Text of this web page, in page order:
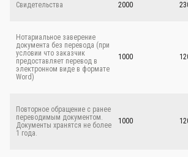
Свидетельства 2000
Нотариальное заверение
документа без перевода (при
условии что заказчик
предоставляет перевод в
электронном виде в формате
Word)
1000
Повторное обращение с ранее
переводимым документом.
Документы хранятся не более
1 года.
1000